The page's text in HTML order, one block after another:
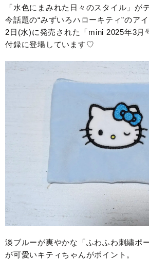
「水色にまみれた日々のスタイル」が
今話題の“みずいろハローキティ”のア
2日(水)に発売された「mini 2025年3月
付録に登場しています♡
淡ブルーが爽やかな「ふわふわ刺繍ポ
が可愛いキティちゃんがポイント。